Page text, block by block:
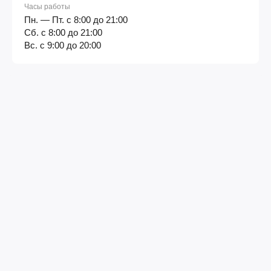
Часы работы
Пн. — Пт. с 8:00 до 21:00
Сб. с 8:00 до 21:00
Вс. с 9:00 до 20:00